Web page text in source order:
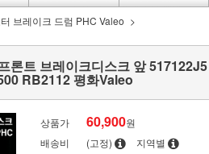
브레이크 드럼 PHC Valeo
론트 브레이크디스크 앞 517122J5
RB2112 평화Valeo
상품가 60,900원
배송비
(고정) 지역별